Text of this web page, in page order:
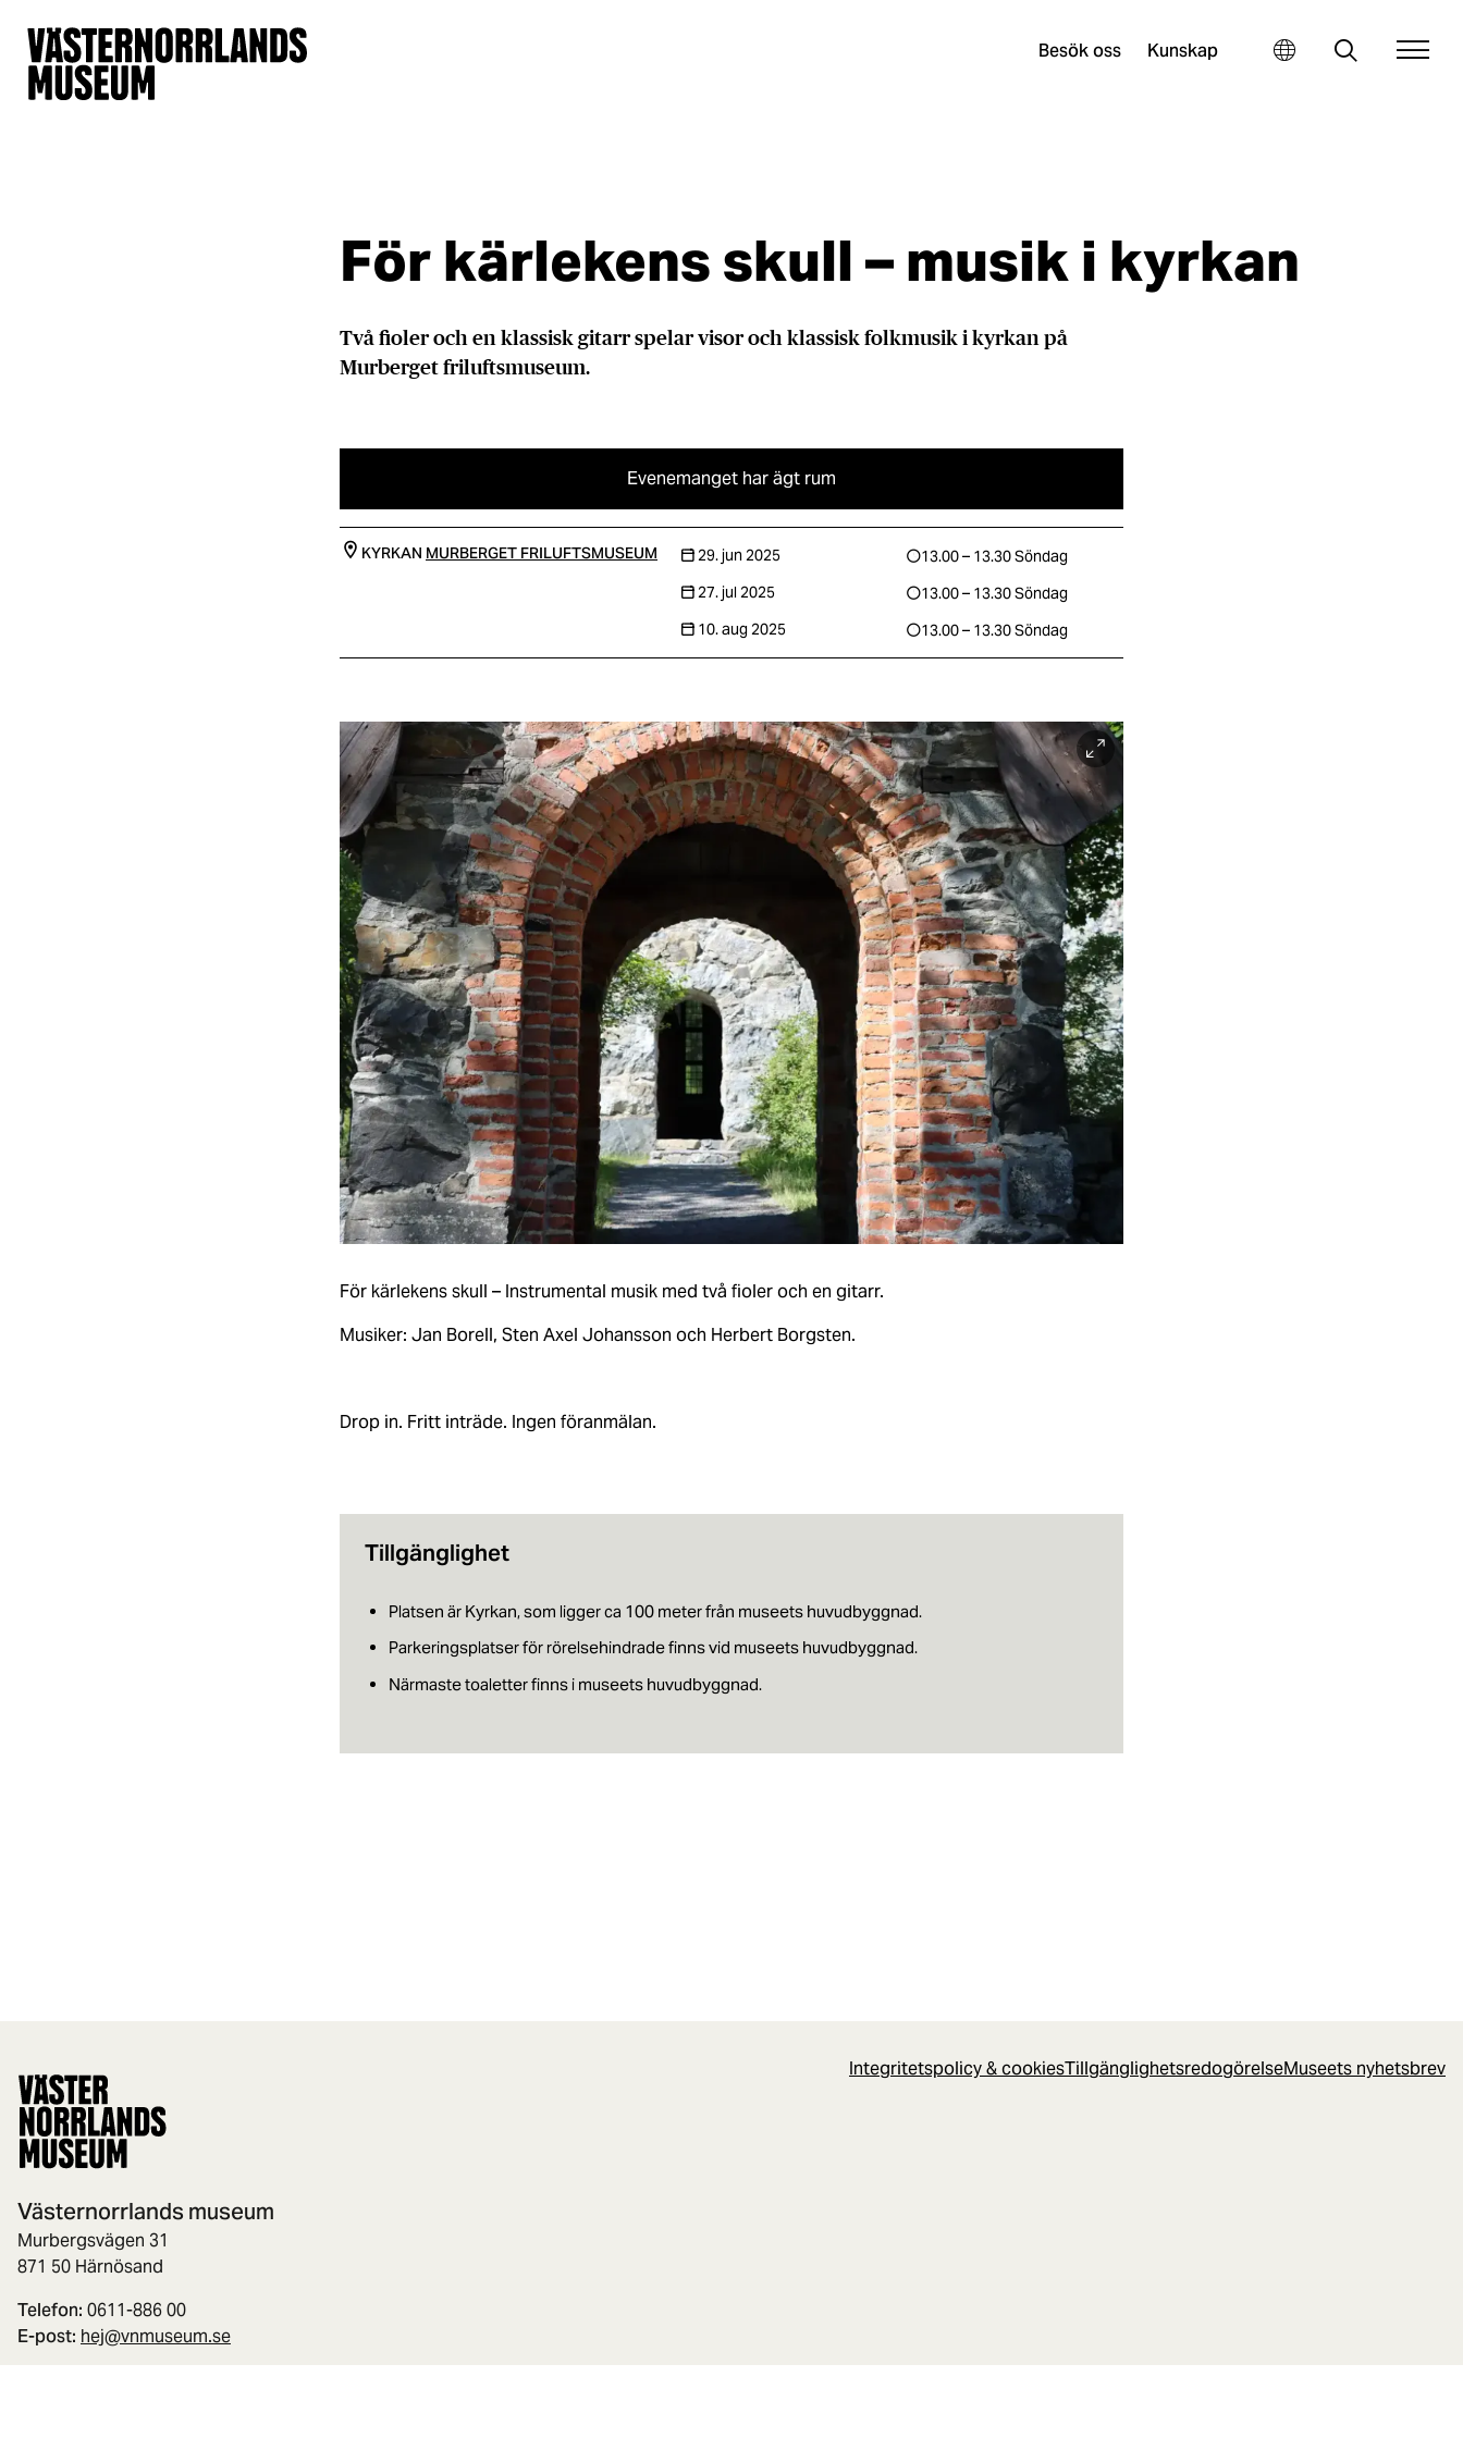
Besök oss Kunskap
För kärlekens skull – musik i kyrkan
Två fioler och en klassisk gitarr spelar visor och klassisk folkmusik i kyrkan på
Murberget friluftsmuseum.
Evenemanget har ägt rum
KYRKAN MURBERGET FRILUFTSMUSEUM 29. jun 2025 13.00 – 13.30Söndag
27. jul 2025
13.00 – 13.30Söndag
10. aug 2025
13.00 – 13.30Söndag
För kärlekens skull – Instrumental musik med två fioler och en gitarr.
Musiker: Jan Borell, Sten Axel Johansson och Herbert Borgsten.
Drop in. Fritt inträde. Ingen föranmälan.
Tillgänglighet
Platsen är Kyrkan, som ligger ca 100 meter från museets huvudbyggnad.
Parkeringsplatser för rörelsehindrade finns vid museets huvudbyggnad.
Närmaste toaletter finns i museets huvudbyggnad.
Integritetspolicy & cookiesTillgänglighetsredogörelseMuseets nyhetsbrev
Västernorrlands museum
Murbergsvägen 31
871 50 Härnösand
Telefon: 0611-886 00
E-post: hej@vnmuseum.se